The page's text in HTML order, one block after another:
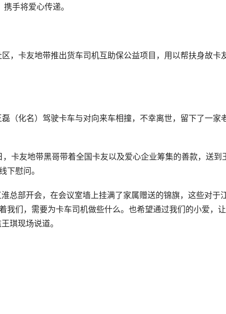
手将爱心传递。
，卡友地带推出货车司机互助保公益项目，用以帮扶身故卡
（化名）驾驶卡车与对向来车相撞，不幸离世，留下了一家
卡友地带黑哥带着全国卡友以及爱心企业筹集的善款，送到
下慰问。
总部开会，在会议室墙上挂满了家属赠送的锦旗，这些对于
我们，需要为卡车司机做些什么。也希望通过我们的小爱，
琪现场说道。